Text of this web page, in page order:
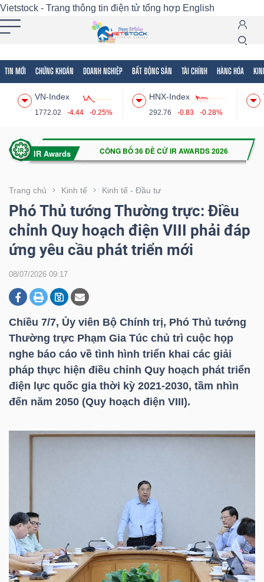
Vietstock - Trang thông tin điện tử tổng hợp English
TIN MỚI CHỨNG KHOÁN DOANH NGHIỆP BẤT ĐỘNG SẢN TÀI CHÍNH HÀNG HÓA
VN-Index
1772.02 -4.44 -0.25%
HNX-Index
292.76 -0.83 -0.28%
Trang chủ Kinh tế Kinh tế - Đầu tư
Phó Thủ tướng Thường trực: Điều
chỉnh Quy hoạch điện VIII phải đáp
ứng yêu cầu phát triển mới
08/07/2026 09:17
Chiều 7/7, Ủy viên Bộ Chính trị, Phó Thủ tướng
Thường trực Phạm Gia Túc chủ trì cuộc họp
nghe báo cáo về tình hình triển khai các giải
pháp thực hiện điều chỉnh Quy hoạch phát triển
điện lực quốc gia thời kỳ 2021-2030, tầm nhìn
đến năm 2050 (Quy hoạch điện VIII).
Tất cả Tính năng Ngành Mã chứng khoán
Tính
(-)
VIETSTOCK
CHỨNG
KHOÁN
DOANH
NGHIỆP
BẤT
ĐỘNG
SẢN
HÀNG
HÓA